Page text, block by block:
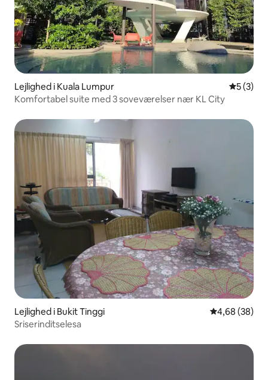
Lejlighed i Kuala Lumpur 5 ud af 5
5 (3)
Komfortabel suite med 3 soveværelser nær KL City
Lejlighed i Bukit Tinggi 4,68 ud af 5 i
4,68 (38)
Sriserinditselesa